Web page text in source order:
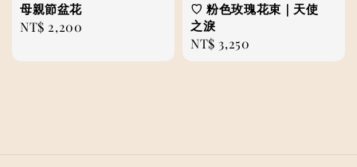
母親節盆花
Regular
NT$ 2,200
♡ 粉色玫瑰花束｜天使
之淚
Regular
price
NT$ 3,250